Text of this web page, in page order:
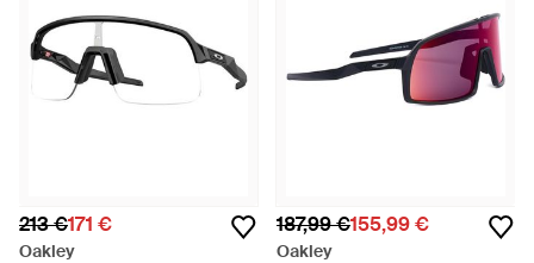
213 €171 €
Oakley
187,99 €155,99 €
Oakley